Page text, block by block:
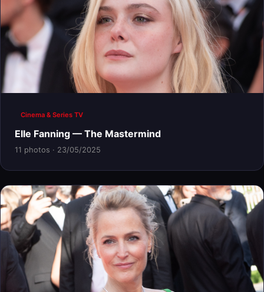
Cinema & Series TV
Elle Fanning — The Mastermind
11 photos · 23/05/2025